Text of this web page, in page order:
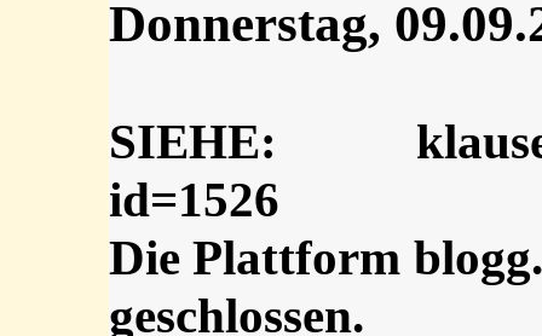
Donnerstag,
SIEHE:
id=1526
Die Plattform
geschlossen.